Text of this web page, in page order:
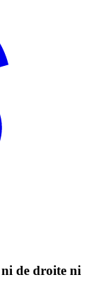
de droite ni